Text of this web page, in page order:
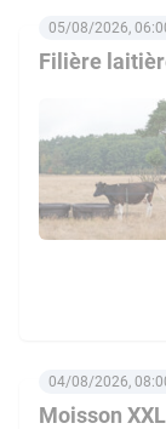
Filière
05/08/2026,
Moisson
04/08/2026,